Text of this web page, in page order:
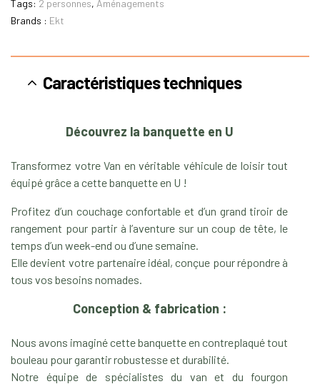
Tags: 2 personnes, Aménagements
Brands : Ekt
Caractéristiques techniques
Découvrez la banquette en U
Transformez votre Van en véritable véhicule de loisir tout
équipé grâce a cette banquette en U !
Profitez d’un couchage confortable et d’un grand tiroir de
rangement pour partir à l’aventure sur un coup de tête, le
temps d’un week-end ou d’une semaine.
Elle devient votre partenaire idéal, conçue pour répondre à
tous vos besoins nomades.
Conception & fabrication :
Nous avons imaginé cette banquette en contreplaqué tout
bouleau pour garantir robustesse et durabilité.
Notre équipe de spécialistes du van et du fourgon